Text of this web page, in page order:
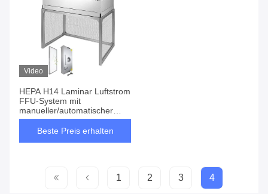
Video
HEPA H14 Laminar Luftstrom
FFU-System mit
manueller/automatischer
Luftstromsteuerung
Beste Preis erhalten
1 2 3 4